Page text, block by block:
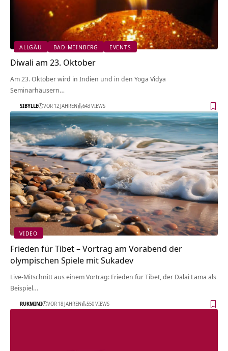
ALLGÄU BAD MEINBERG EVENTS
Diwali am 23. Oktober
Am 23. Oktober wird in Indien und in den Yoga Vidya
Seminarhäusern…
SIBYLLE VOR 12 JAHREN 643 VIEWS
VIDEO
Frieden für Tibet – Vortrag am Vorabend der
olympischen Spiele mit Sukadev
Live-Mitschnitt aus einem Vortrag: Frieden für Tibet, der Dalai Lama als
Beispiel…
RUKMINI VOR 18 JAHREN 550 VIEWS